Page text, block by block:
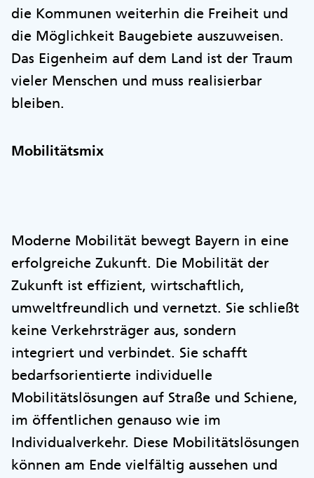
die Kommunen weiterhin die Freiheit und
die Möglichkeit Baugebiete auszuweisen.
Das Eigenheim auf dem Land ist der Traum
vieler Menschen und muss realisierbar
bleiben.
Mobilitätsmix
Moderne Mobilität bewegt Bayern in eine
erfolgreiche Zukunft. Die Mobilität der
Zukunft ist effizient, wirtschaftlich,
umweltfreundlich und vernetzt. Sie schließt
keine Verkehrsträger aus, sondern
integriert und verbindet. Sie schafft
bedarfsorientierte individuelle
Mobilitätslösungen auf Straße und Schiene,
im öffentlichen genauso wie im
Individualverkehr. Diese Mobilitätslösungen
können am Ende vielfältig aussehen und